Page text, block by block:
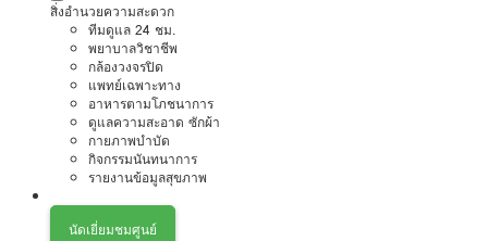
สิ่งอำนวยความสะดวก
ทีมดูแล 24 ชม.
พยาบาลวิชาชีพ
กล้องวงจรปิด
แพทย์เฉพาะทาง
อาหารตามโภชนาการ
ดูแลความสะอาด ซักผ้า
กายภาพบำบัด
กิจกรรมนันทนาการ
รายงานข้อมูลสุขภาพ
นัดเยี่ยมชมศูนย์